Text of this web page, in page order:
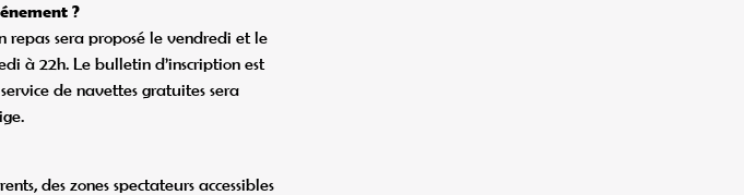
?
repas sera proposé le vendredi et le
à 22h. Le bulletin d’inscription est
de navettes gratuites sera
des zones spectateurs accessibles